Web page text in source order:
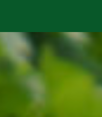
Inhalt
springen